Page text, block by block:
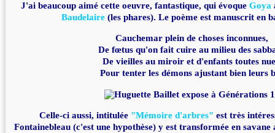
J'ai beaucoup aimé cette oeuvre, fantastique, qui évoque Goya
Baudelaire (les phares). Le poème est manuscrit en
Cauchemar plein de choses inconnues,
De fœtus qu'on fait cuire au milieu des
De vieilles au miroir et d'enfants toutes
Pour tenter les démons ajustant bien leurs
Celle-ci aussi, intitulée "Mémoire d'arbres" est très
Fontainebleau (c'est une hypothèse) y est transformée en